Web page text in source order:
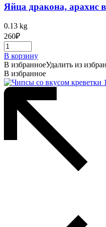
Яйца дракона, арахис
0.13 kg
260₽
В корзину
В избранноеУдалить из
В избранное